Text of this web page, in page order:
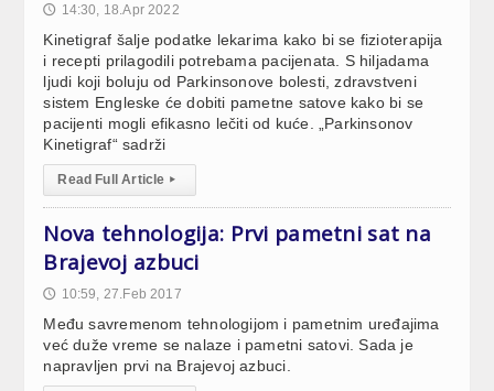
🕔 14:30, 18.Apr 2022
Kinetigraf šalje podatke lekarima kako bi se fizioterapija
i recepti prilagodili potrebama pacijenata. S hiljadama
ljudi koji boluju od Parkinsonove bolesti, zdravstveni
sistem Engleske će dobiti pametne satove kako bi se
pacijenti mogli efikasno lečiti od kuće. „Parkinsonov
Kinetigraf“ sadrži
Read Full Article ▸
Nova tehnologija: Prvi pametni sat na
Brajevoj azbuci
🕔 10:59, 27.Feb 2017
Među savremenom tehnologijom i pametnim uređajima
već duže vreme se nalaze i pametni satovi. Sada je
napravljen prvi na Brajevoj azbuci.